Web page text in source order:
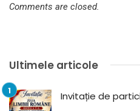
Comments are closed.
Ultimele articole
Invitație de